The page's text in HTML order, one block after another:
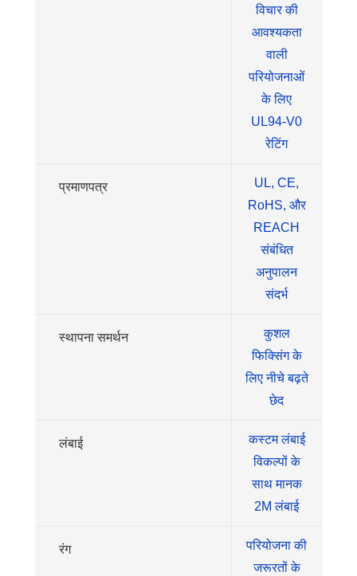
विचार की
आवश्यकता
वाली
परियोजनाओं
के लिए
UL94-V0
रेटिंग
प्रमाणपत्र
UL, CE,
RoHS, और
REACH
संबंधित
अनुपालन
संदर्भ
स्थापना समर्थन
कुशल
फिक्सिंग के
लिए नीचे बढ़ते
छेद
लंबाई
कस्टम लंबाई
विकल्पों के
साथ मानक
2M लंबाई
रंग
परियोजना की
जरूरतों के